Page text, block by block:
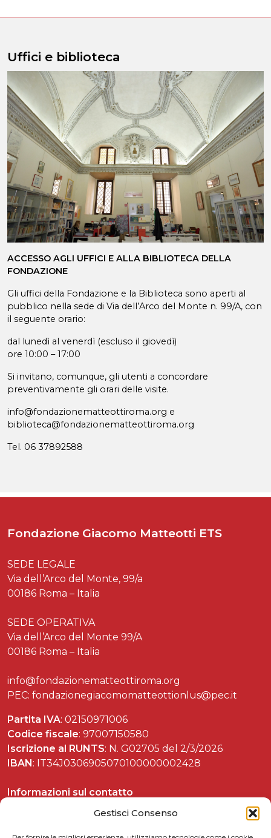
Gestisci Consenso
Uffici e biblioteca
ACCESSO AGLI UFFICI E ALLA BIBLIOTECA DELLA
FONDAZIONE
Gli uffici della Fondazione e la Biblioteca sono aperti al
pubblico nella sede di Via dell’Arco del Monte n. 99/A, con
il seguente orario:
dal lunedì al venerdì (escluso il giovedì)
ore 10:00 – 17:00
Si invitano, comunque, gli utenti a concordare
preventivamente gli orari delle visite.
info@fondazionematteottiroma.org e
biblioteca@fondazionematteottiroma.org
Tel. 06 37892588
Fondazione Giacomo Matteotti ETS
SEDE LEGALE
Via dell’Arco del Monte, 99/a
00186 Roma – Italia
SEDE OPERATIVA
Via dell’Arco del Monte 99/A
00186 Roma – Italia
info@fondazionematteottiroma.org
PEC: fondazionegiacomomatteottionlus@pec.it
Partita IVA: 02150971006
Codice fiscale: 97007150580
Iscrizione al RUNTS: N. G02705 del 2/3/2026
IBAN: IT34J0306905070100000002428
Informazioni sul contatto